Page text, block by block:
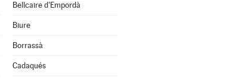
Bellcaire d'Empordà
Biure
Borrassà
Cadaqués